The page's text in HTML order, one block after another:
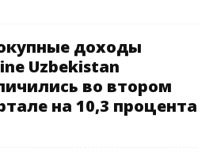
доходы
Uzbekistan
во втором
на 10,3 процента